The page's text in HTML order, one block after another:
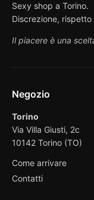
Sexy shop a Torino.
Discrezione,
Il piacere è una
Negozio
Torino
Via Villa Giusti, 2c
10142 Torino (TO)
Come arrivare
Contatti